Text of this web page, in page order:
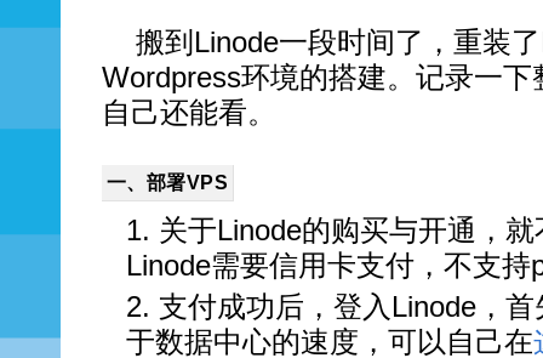
搬到Linode一段时间了，重装
Wordpress环境的搭建。记录一
自己还能看。
一、部署VPS
关于Linode的购买与开通，
Linode需要信用卡支付，不支持
支付成功后，登入Linode，
于数据中心的速度，可以自己在